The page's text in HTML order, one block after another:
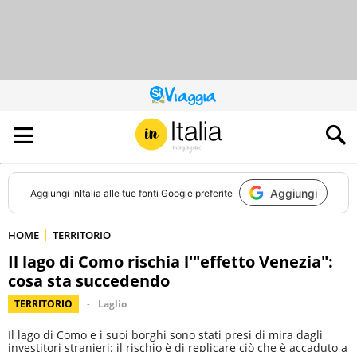
QUESTO
SITO
CONTRIBUISCE
ALL’AUDIENCE
DI
Aggiungi InItalia alle tue fonti Google preferite Aggiungi
HOME TERRITORIO
Il lago di Como rischia l'"effetto Venezia":
cosa sta succedendo
TERRITORIO Laglio
Il lago di Como e i suoi borghi sono stati presi di mira dagli
investitori stranieri: il rischio è di replicare ciò che è accaduto a